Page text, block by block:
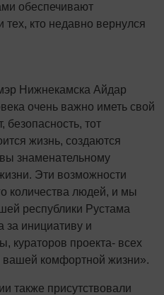
обеспечивают
тех, кто недавно вернулся
Нижнекамска Айдар
очень важно иметь свой
безопасность, тот
жизнь, создаются
знаменательному
Эти возможности
количества людей, и мы
республики Рустама
за инициативу и
кураторов проекта- всех
вашей комфортной жизни».
также присутствовали